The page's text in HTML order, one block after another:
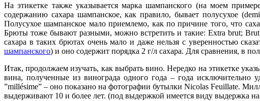
На этикетке также указывается марка шампанского (на моем
содержанию сахара шампанское, как правило, бывает полусухое
Полусухое шампанское мало приемлемо, как по причине того, что
Брюты тоже бывают разными, можно встретить и такие: Extra brut;
сахара в таких брютах очень мало и даже нельзя с уверенностью
шампанского) и оно содержит порядка 2 г/л сахара. Для сравнения, в
Итак, продолжаем изучать, как выбрать вино. Нередко на этикетке
вина, полученные из винограда одного года – года
”millésime” – оно показано на фотографии бутылки Nicolas Feuillate.
выдерживают 10 и более лет. (под выдержкой имеется виду выдержка